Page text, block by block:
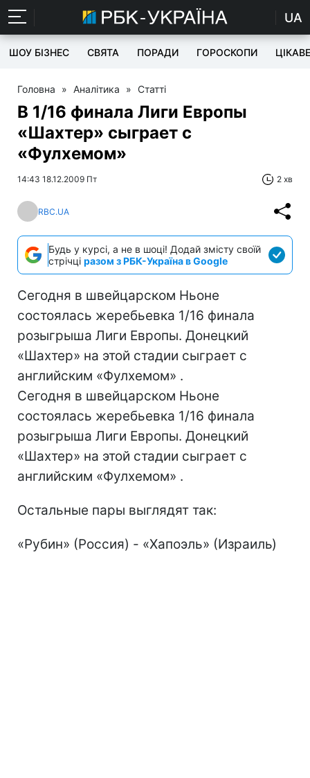
UA
ШОУ БІЗНЕС СВЯТА ПОРАДИ ГОРОСКОПИ ЦІКАВЕ
Головна » Аналітика » Статті
В 1/16 финала Лиги Европы
«Шахтер» сыграет с
«Фулхемом»
14:43 18.12.2009 Пт 2 хв
RBC.UA
Будь у курсі, а не в шоці! Додай змісту своїй
стрічці разом з РБК-Україна в Google
Сегодня в швейцарском Ньоне
состоялась жеребьевка 1/16 финала
розыгрыша Лиги Европы. Донецкий
«Шахтер» на этой стадии сыграет с
английским «Фулхемом» .
Сегодня в швейцарском Ньоне
состоялась жеребьевка 1/16 финала
розыгрыша Лиги Европы. Донецкий
«Шахтер» на этой стадии сыграет с
английским «Фулхемом» .
Остальные пары выглядят так:
«Рубин» (Россия) - «Хапоэль» (Израиль)